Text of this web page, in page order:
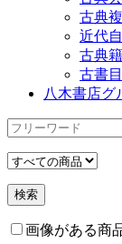
古典
近代
古典籍
古書
八木書店グ
画像がある商